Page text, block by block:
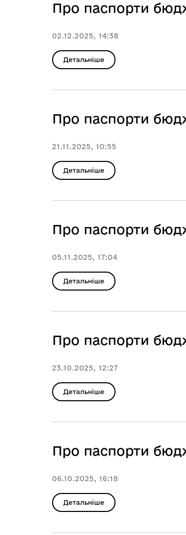
Про паспорти
02.12.2025, 14:38
Детальніше
Про паспорти
21.11.2025, 10:55
Детальніше
Про паспорти
05.11.2025, 17:04
Детальніше
Про паспорти
23.10.2025, 12:27
Детальніше
Про паспорти
06.10.2025, 16:18
Детальніше